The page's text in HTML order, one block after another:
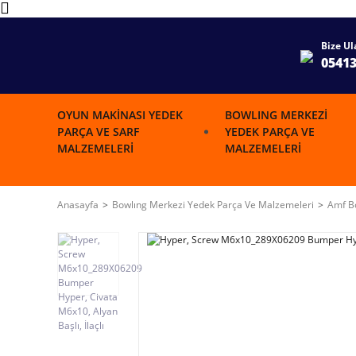
Bize
OYUN MAKINASI YEDEK
PARÇA VE SARF
MALZEMELERI
BOWLING MERKEZI
YEDEK PARÇA VE
MALZEMELERI
Anasayfa Bowlıng Merkezi Yedek Parça Ve Malzemeleri Amf